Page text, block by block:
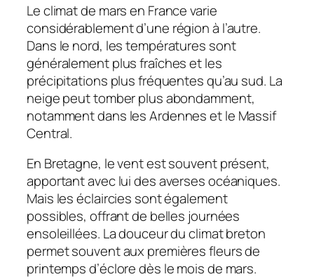
Le climat de mars en France varie
considérablement d’une région à l’autre.
Dans le nord, les températures sont
généralement plus fraîches et les
précipitations plus fréquentes qu’au sud. La
neige peut tomber plus abondamment,
notamment dans les Ardennes et le Massif
Central.
En Bretagne, le vent est souvent présent,
apportant avec lui des averses océaniques.
Mais les éclaircies sont également
possibles, offrant de belles journées
ensoleillées. La douceur du climat breton
permet souvent aux premières fleurs de
printemps d’éclore dès le mois de mars.